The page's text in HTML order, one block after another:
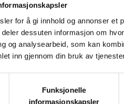
for å gi innhold og annonser
dessuten informasjon om
og analysearbeid, som kan
inn gjennom din bruk av
Funksjonelle
informasjonskapsler